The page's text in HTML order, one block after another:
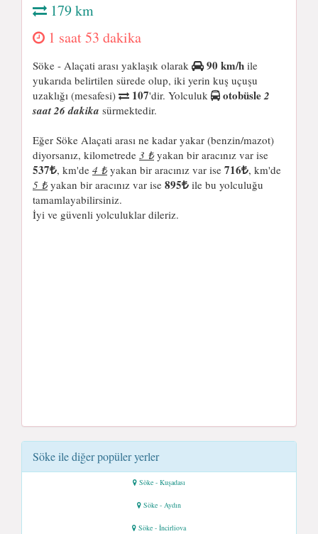
179 km
1 saat 53 dakika
Söke - Alaçati arası yaklaşık olarak 90 km/h ile
yukarıda belirtilen sürede olup, iki yerin kuş uçuşu
uzaklığı (mesafesi)
107'dir. Yolculuk otobüsle2
saat 26 dakika sürmektedir.
Eğer Söke Alaçati arası ne kadar yakar (benzin/mazot)
diyorsanız, kilometrede 3 ₺yakan bir aracınız var ise
537 , km'de 4 ₺yakan bir aracınız var ise 716 , km'de
5 ₺yakan bir aracınız var ise 895
ile bu yolculuğu
tamamlayabilirsiniz.
İyi ve güvenli yolculuklar dileriz.
Söke ile diğer popüler yerler
Söke - Kuşadası
Söke - Aydın
Söke - İncirliova